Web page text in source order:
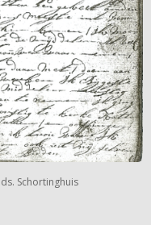
Schortinghuis